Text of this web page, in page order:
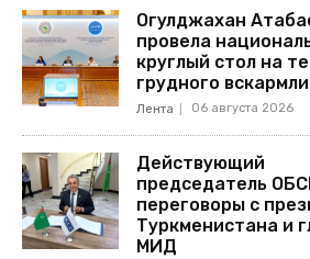
Огулджахан
провела
круглый стол на
грудного
Лента 06 августа 2026
Действующий
председатель
переговоры с
Туркменистана и
МИД